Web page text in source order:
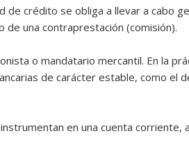
crédito se obliga a llevar a cabo
una contraprestación (comisión).
o mandatario mercantil. En la
de carácter estable, como el
en una cuenta corriente,